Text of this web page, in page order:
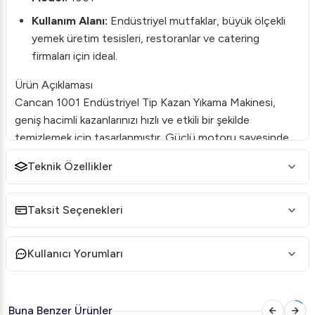
Kullanım Alanı: Endüstriyel mutfaklar, büyük ölçekli
yemek üretim tesisleri, restoranlar ve catering
firmaları için ideal.
Ürün Açıklaması
Cancan 1001 Endüstriyel Tip Kazan Yıkama Makinesi,
geniş hacimli kazanlarınızı hızlı ve etkili bir şekilde
temizlemek için tasarlanmıştır. Güçlü motoru sayesinde
üst düzeyde tutmanıza yardımcı olur.
Zaman Tasarrufu:
sayesinde zamandan tasarruf edin.
Enerji Verimliliği: Düşük enerji tüketimi ile uzun
Kullanıcı dostu kontrol paneli ile
Teknik Özellikler
Taksit Seçenekleri
Kullanıcı Yorumları
Buna Benzer Ürünler